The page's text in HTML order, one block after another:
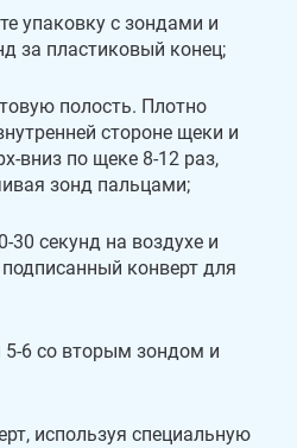
упаковку с зондами и
за пластиковый конец;
полость. Плотно
стороне щеки и
вниз по щеке 8-12 раз,
зонд пальцами;
30 секунд на воздухе и
подписанный конверт для
5-6 со вторым зондом и
используя специальную